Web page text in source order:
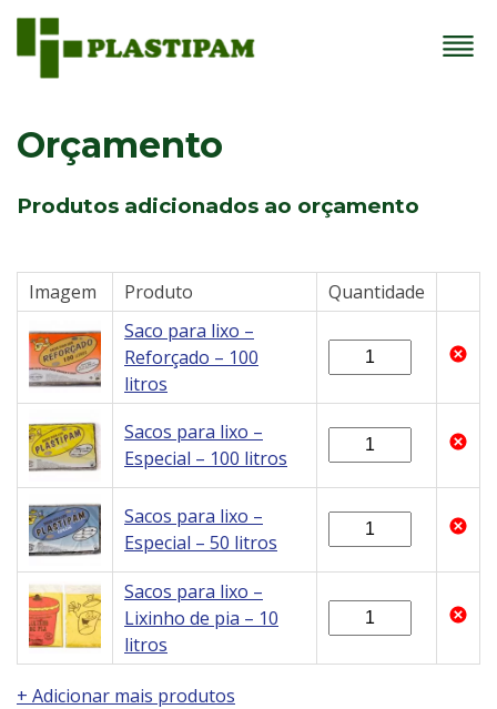
Orçamento
Produtos adicionados ao orçamento
Imagem Produto
Quantidade
Saco para lixo –
Reforçado – 100
litros
Sacos para lixo –
Especial – 100 litros
Sacos para lixo –
Especial – 50 litros
Sacos para lixo –
Lixinho de pia – 10
litros
+ Adicionar mais produtos